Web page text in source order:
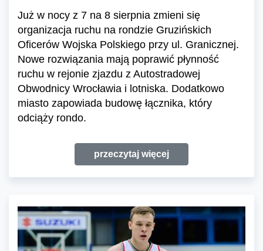
Już w nocy z 7 na 8 sierpnia zmieni się
organizacja ruchu na rondzie Gruzińskich
Oficerów Wojska Polskiego przy ul. Granicznej.
Nowe rozwiązania mają poprawić płynność
ruchu w rejonie zjazdu z Autostradowej
Obwodnicy Wrocławia i lotniska. Dodatkowo
miasto zapowiada budowę łącznika, który
odciąży rondo.
przeczytaj więcej